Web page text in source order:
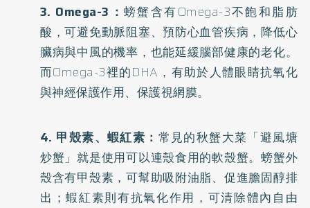
3. Omega-3：螃蟹含有Omega-3不飽和脂肪
酸，可避免動脈阻塞、預防心血管疾病，降低心
臟病與中風的機率，也能延緩腦部健康的老化。
而Omega-3裡的DHA，有助於人體眼睛抗氧化
與神經保護作用、保護視網膜。
4. 甲殼素、蝦紅素： 常見的秋蟹大菜「避風塘
炒蟹」就是使用可以連殼食用的軟殼蟹。螃蟹外
殼含有甲殼素，可幫助吸附油脂、促進膽固醇排
出；蝦紅素則有抗氧化作用，可清除體內自由